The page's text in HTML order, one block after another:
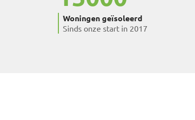
Woningen geïsoleerd
Sinds onze start in 2017